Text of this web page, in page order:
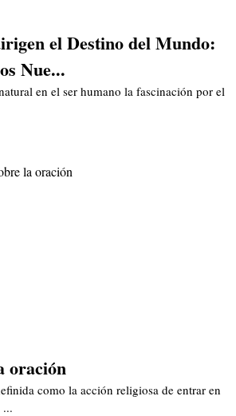
el Destino del Mundo:
Nue...
en el ser humano la fascinación por el
oración
como la acción religiosa de entrar en